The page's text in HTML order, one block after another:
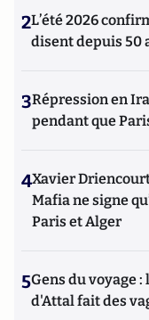
2L’été 2026
disent depuis 50
3Répression en
pendant que
4Xavier
Mafia ne signe
Paris et Alger
5Gens du voyage
d'Attal fait des